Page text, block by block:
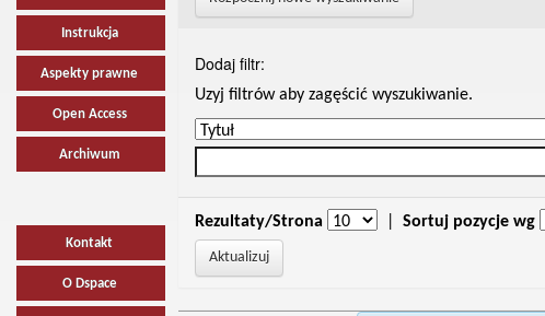
Instrukcja
Aspekty prawne
Open Access
Archiwum
Kontakt
O Dspace
Dodaj filtr:
Uzyj filtrów aby zagęścić wyszukiwanie.
Rezultaty/Strona Sortuj pozycje wg